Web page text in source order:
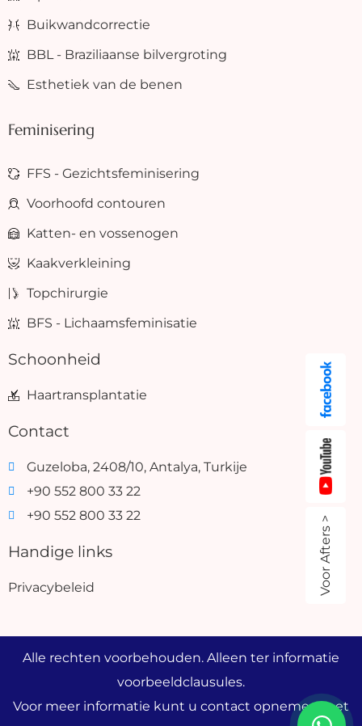
Buikwandcorrectie
BBL - Braziliaanse bilvergroting
Esthetiek van de benen
Feminisering
FFS - Gezichtsfeminisering
Voorhoofd contouren
Katten- en vossenogen
Kaakverkleining
Topchirurgie
BFS - Lichaamsfeminisatie
Schoonheid
Haartransplantatie
Contact
Guzeloba, 2408/10, Antalya, Turkije
+90 552 800 33 22
+90 552 800 33 22
Handige links
Privacybeleid
Alle rechten voorbehouden. Alleen ter informatie
voorbeeldclausules.
Voor meer informatie kunt u contact opnemen met
Voor Afters >